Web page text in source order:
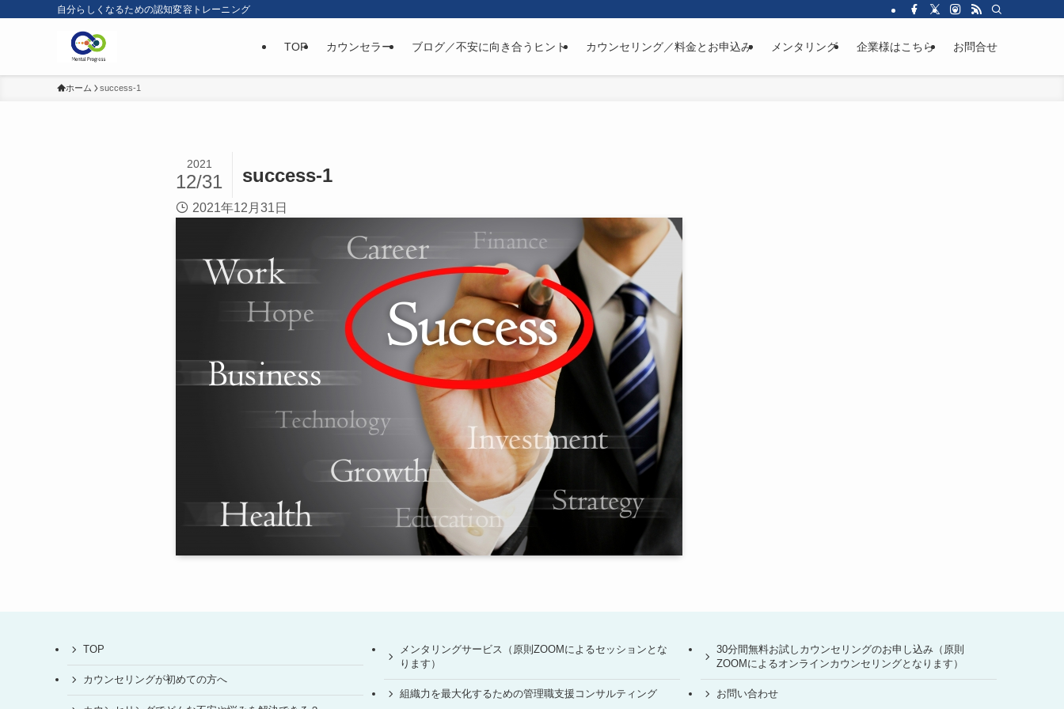
自分らしくなるための認知変容トレーニング
TOP カウンセラー ブログ／不安に向き合うヒント カウンセリング／料金とお申込み メンタリング 企業様はこちら お問合せ
ホーム success-1
success-1
2021
12/31
2021年12月31日
TOP
カウンセリングが初めての方へ
メンタリングサービス（原則ZOOMによるセッションとな
ります）
組織力を最大化するための管理職支援コンサルティング
30分間無料お試しカウンセリングのお申し込み（原則
ZOOMによるオンラインカウンセリングとなります）
お問い合わせ